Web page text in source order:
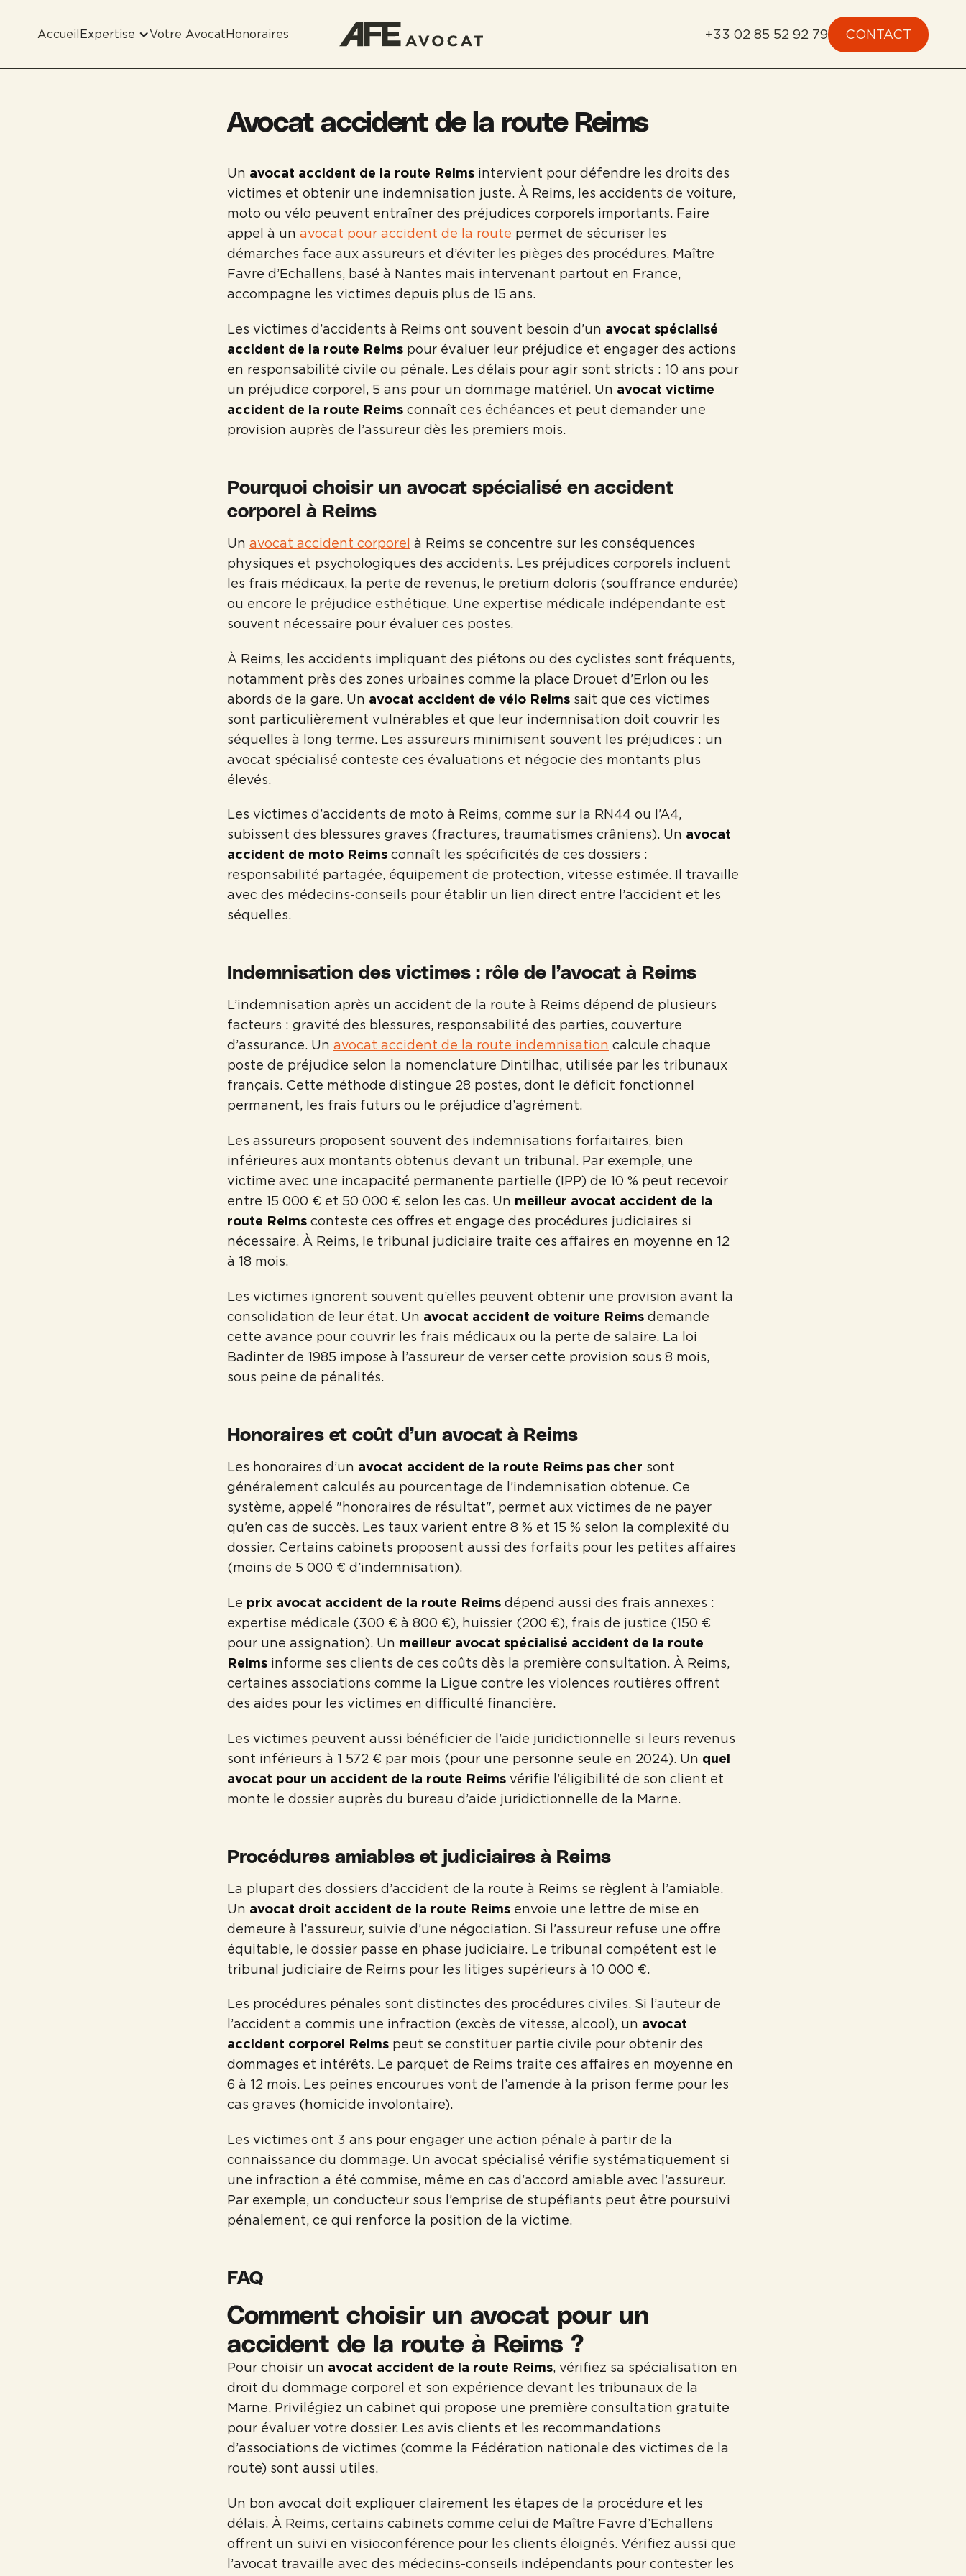
AccueilExpertise Votre AvocatHonoraires +33 02 85 52 92 79 CONTACT
Avocat accident de la route Reims
Un avocat accident de la route Reims intervient pour défendre les droits des
victimes et obtenir une indemnisation juste. À Reims, les accidents de voiture,
moto ou vélo peuvent entraîner des préjudices corporels importants. Faire
appel à un avocat pour accident de la route permet de sécuriser les
démarches face aux assureurs et d’éviter les pièges des procédures. Maître
Favre d’Echallens, basé à Nantes mais intervenant partout en France,
accompagne les victimes depuis plus de 15 ans.
Les victimes d’accidents à Reims ont souvent besoin d’un avocat spécialisé
accident de la route Reims pour évaluer leur préjudice et engager des actions
en responsabilité civile ou pénale. Les délais pour agir sont stricts : 10 ans pour
un préjudice corporel, 5 ans pour un dommage matériel. Un avocat victime
accident de la route Reims connaît ces échéances et peut demander une
provision auprès de l’assureur dès les premiers mois.
Pourquoi choisir un avocat spécialisé en accident
corporel à Reims
Un avocat accident corporel à Reims se concentre sur les conséquences
physiques et psychologiques des accidents. Les préjudices corporels incluent
les frais médicaux, la perte de revenus, le pretium doloris (souffrance endurée)
ou encore le préjudice esthétique. Une expertise médicale indépendante est
souvent nécessaire pour évaluer ces postes.
À Reims, les accidents impliquant des piétons ou des cyclistes sont fréquents,
notamment près des zones urbaines comme la place Drouet d’Erlon ou les
abords de la gare. Un avocat accident de vélo Reims sait que ces victimes
sont particulièrement vulnérables et que leur indemnisation doit couvrir les
séquelles à long terme. Les assureurs minimisent souvent les préjudices : un
avocat spécialisé conteste ces évaluations et négocie des montants plus
élevés.
Les victimes d’accidents de moto à Reims, comme sur la RN44 ou l’A4,
subissent des blessures graves (fractures, traumatismes crâniens). Un avocat
accident de moto Reims connaît les spécificités de ces dossiers :
responsabilité partagée, équipement de protection, vitesse estimée. Il travaille
avec des médecins-conseils pour établir un lien direct entre l’accident et les
séquelles.
Indemnisation des victimes : rôle de l’avocat à Reims
L’indemnisation après un accident de la route à Reims dépend de plusieurs
facteurs : gravité des blessures, responsabilité des parties, couverture
d’assurance. Un avocat accident de la route indemnisation calcule chaque
poste de préjudice selon la nomenclature Dintilhac, utilisée par les tribunaux
français. Cette méthode distingue 28 postes, dont le déficit fonctionnel
permanent, les frais futurs ou le préjudice d’agrément.
Les assureurs proposent souvent des indemnisations forfaitaires, bien
inférieures aux montants obtenus devant un tribunal. Par exemple, une
victime avec une incapacité permanente partielle (IPP) de 10 % peut recevoir
entre 15 000 € et 50 000 € selon les cas. Un meilleur avocat accident de la
route Reims conteste ces offres et engage des procédures judiciaires si
nécessaire. À Reims, le tribunal judiciaire traite ces affaires en moyenne en 12
à 18 mois.
Les victimes ignorent souvent qu’elles peuvent obtenir une provision avant la
consolidation de leur état. Un avocat accident de voiture Reims demande
cette avance pour couvrir les frais médicaux ou la perte de salaire. La loi
Badinter de 1985 impose à l’assureur de verser cette provision sous 8 mois,
sous peine de pénalités.
Honoraires et coût d’un avocat à Reims
Les honoraires d’un avocat accident de la route Reims pas cher sont
généralement calculés au pourcentage de l’indemnisation obtenue. Ce
système, appelé "honoraires de résultat", permet aux victimes de ne payer
qu’en cas de succès. Les taux varient entre 8 % et 15 % selon la complexité du
dossier. Certains cabinets proposent aussi des forfaits pour les petites affaires
(moins de 5 000 € d’indemnisation).
Le prix avocat accident de la route Reims dépend aussi des frais annexes :
expertise médicale (300 € à 800 €), huissier (200 €), frais de justice (150 €
pour une assignation). Un meilleur avocat spécialisé accident de la route
Reims informe ses clients de ces coûts dès la première consultation. À Reims,
certaines associations comme la Ligue contre les violences routières offrent
des aides pour les victimes en difficulté financière.
Les victimes peuvent aussi bénéficier de l’aide juridictionnelle si leurs revenus
sont inférieurs à 1 572 € par mois (pour une personne seule en 2024). Un quel
avocat pour un accident de la route Reims vérifie l’éligibilité de son client et
monte le dossier auprès du bureau d’aide juridictionnelle de la Marne.
Procédures amiables et judiciaires à Reims
La plupart des dossiers d’accident de la route à Reims se règlent à l’amiable.
Un avocat droit accident de la route Reims envoie une lettre de mise en
demeure à l’assureur, suivie d’une négociation. Si l’assureur refuse une offre
équitable, le dossier passe en phase judiciaire. Le tribunal compétent est le
tribunal judiciaire de Reims pour les litiges supérieurs à 10 000 €.
Les procédures pénales sont distinctes des procédures civiles. Si l’auteur de
l’accident a commis une infraction (excès de vitesse, alcool), un avocat
accident corporel Reims peut se constituer partie civile pour obtenir des
dommages et intérêts. Le parquet de Reims traite ces affaires en moyenne en
6 à 12 mois. Les peines encourues vont de l’amende à la prison ferme pour les
cas graves (homicide involontaire).
Les victimes ont 3 ans pour engager une action pénale à partir de la
connaissance du dommage. Un avocat spécialisé vérifie systématiquement si
une infraction a été commise, même en cas d’accord amiable avec l’assureur.
Par exemple, un conducteur sous l’emprise de stupéfiants peut être poursuivi
pénalement, ce qui renforce la position de la victime.
FAQ
Comment choisir un avocat pour un
accident de la route à Reims ?
Pour choisir un avocat accident de la route Reims, vérifiez sa spécialisation en
droit du dommage corporel et son expérience devant les tribunaux de la
Marne. Privilégiez un cabinet qui propose une première consultation gratuite
pour évaluer votre dossier. Les avis clients et les recommandations
d’associations de victimes (comme la Fédération nationale des victimes de la
route) sont aussi utiles.
Un bon avocat doit expliquer clairement les étapes de la procédure et les
délais. À Reims, certains cabinets comme celui de Maître Favre d’Echallens
offrent un suivi en visioconférence pour les clients éloignés. Vérifiez aussi que
l’avocat travaille avec des médecins-conseils indépendants pour contester les